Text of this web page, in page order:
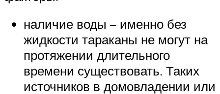
наличие воды – именно без
жидкости тараканы не могут на
протяжении длительного
времени существовать. Таких
источников в домовладении или